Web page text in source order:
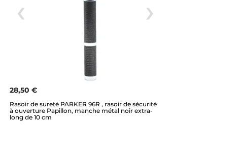
28,50 €
Rasoir de sureté PARKER 96R , rasoir de sécurité
à ouverture Papillon, manche métal noir extra-
long de 10 cm